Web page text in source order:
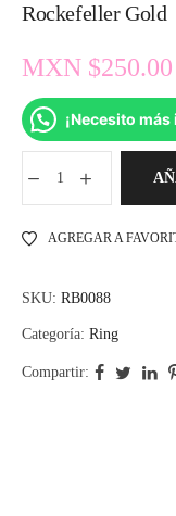
Rockefeller Gold
MXN $250.00
¡Necesito
AGREGAR A
SKU: RB0088
Categoría: Ring
Compartir: